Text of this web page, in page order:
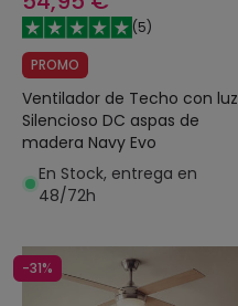
(5)
PROMO
Ventilador de Techo con luz
Silencioso DC aspas de
madera Navy Evo
En Stock, entrega en
48/72h
-31%